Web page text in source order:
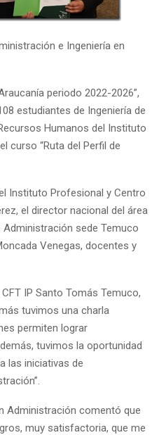
e Ingeniería en
periodo 2022-2026”,
estudiantes de Ingeniería de
Humanos del Instituto
curso “Ruta del Perfil de
Instituto Profesional y Centro
el director nacional del área
Administración sede Temuco
Venegas, docentes y
IP Santo Tomás Temuco,
tuvimos una charla
permiten lograr
tuvimos la oportunidad
las iniciativas de
Administración comentó que
muy satisfactoria, que me